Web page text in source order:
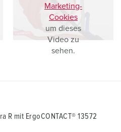
Marketing-
Cookies
um dieses
Video zu
sehen.
R mit ErgoCONTACT® 13572